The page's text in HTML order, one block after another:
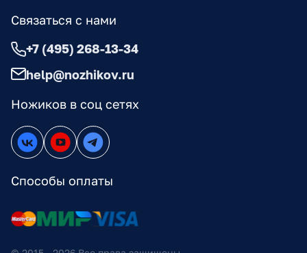
Ножиков в соц сетях
Способы оплаты
Связаться с нами
+7 (495) 268-13-34
help@nozhikov.ru